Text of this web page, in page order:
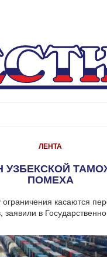
ЛЕНТА
УЗБЕКСКОЙ
ПОМЕХА
ограничения касаются
заявили в